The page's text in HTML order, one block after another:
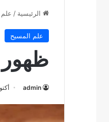
الرئيسية / علم
علم المسيح
ظهور
admin أكتوبر